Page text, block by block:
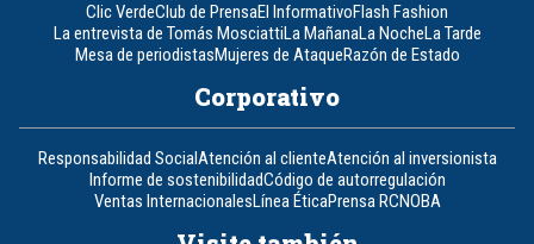
Clic VerdeClub de PrensaEl InformativoFlash Fashion
La entrevista de Tomás MosciattiLa MañanaLa NocheLa Tarde
Mesa de periodistasMujeres de AtaqueRazón de Estado
Corporativo
Responsabilidad SocialAtención al clienteAtención al inversionista
Informe de sostenibilidadCódigo de autorregulación
Ventas InternacionalesLínea ÉticaPrensa RCNOBA